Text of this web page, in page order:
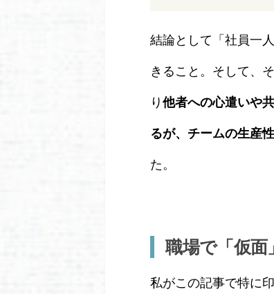
結論として「社員一
きること。そして、
り 他者への心遣いや
るが、チームの生産
た。
職場で「仮面
私がこの記事で特に